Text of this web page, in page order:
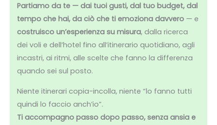
Partiamo da te — dai tuoi gusti, dal tuo budget, dal
tempo che hai, da ciò che ti emoziona davvero— e
costruisco un’esperienza su misura, dalla ricerca
dei voli e dell’hotel fino all’itinerario quotidiano, agli
incastri, ai ritmi, alle scelte che fanno la differenza
quando sei sul posto.
Niente itinerari copia-incolla, niente “lo fanno tutti
quindi lo faccio anch’io”.
Ti accompagno passo dopo passo, senza ansia e